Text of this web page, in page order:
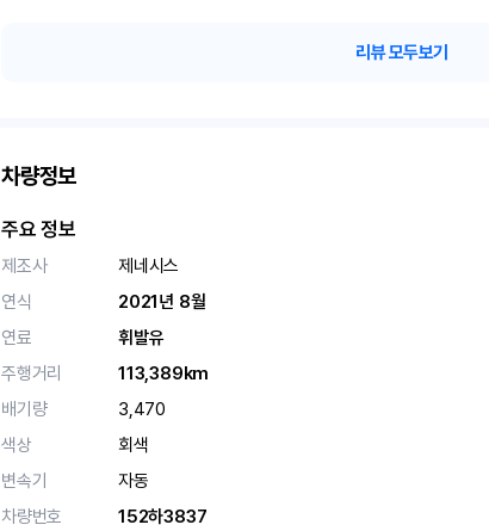
리뷰 모두보기
차량정보
주요 정보
제조사
제네시스
연식
2021년 8월
연료
휘발유
주행거리
113,389km
배기량
3,470
색상
회색
변속기
자동
차량번호
152하3837